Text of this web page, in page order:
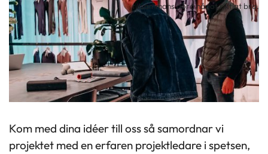
Kom med dina idéer till oss så samordnar vi
projektet med en erfaren projektledare i spetsen,
tillsammans göra något riktigt bra.